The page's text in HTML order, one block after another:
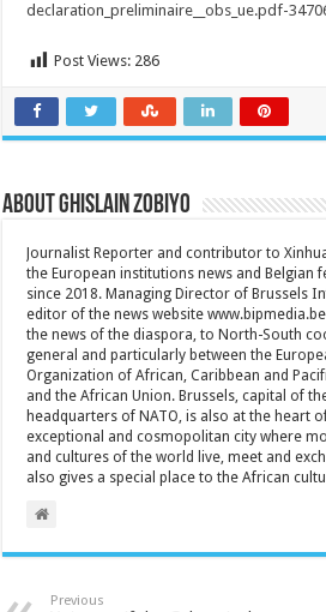
declaration_preliminaire__obs_ue.pdf-
Post Views: 286
About Ghislain Zobiyo
Journalist Reporter and contributor to
the European institutions news and Belgian
since 2018. Managing Director of Brussels
editor of the news website
the news of the diaspora, to North-South
general and particularly between the
Organization of African, Caribbean and
and the African Union. Brussels, capital of
headquarters of NATO, is also at the heart
exceptional and cosmopolitan city where
and cultures of the world live, meet and
also gives a special place to the African
Previous